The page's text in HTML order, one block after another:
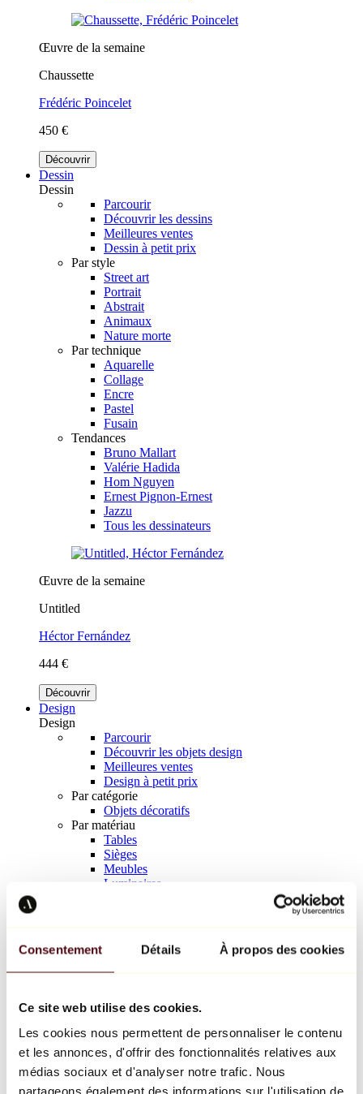
Consentement Détails À propos des cookies
Ce site web utilise des cookies.
Les cookies nous permettent de personnaliser le contenu
et les annonces, d'offrir des fonctionnalités relatives aux
médias sociaux et d'analyser notre trafic. Nous
partageons également des informations sur l'utilisation de
Œuvre de la semaine
Chaussette
Frédéric Poincelet
450 €
Découvrir
Dessin
Dessin
Parcourir
Découvrir les dessins
Meilleures ventes
Dessin à petit prix
Par style
Street art
Portrait
Abstrait
Animaux
Nature morte
Par technique
Aquarelle
Collage
Encre
Pastel
Fusain
Tendances
Bruno Mallart
Valérie Hadida
Hom Nguyen
Ernest Pignon-Ernest
Jazzu
Tous les dessinateurs
Œuvre de la semaine
Untitled
Héctor Fernández
444 €
Découvrir
Design
Design
Parcourir
Découvrir les objets design
Meilleures ventes
Design à petit prix
Par catégorie
Objets décoratifs
Par matériau
Tables
Sièges
Meubles
Luminaires
Richard Orlinski
Keith Haring
Jeff Koons
Jean-Michel Basquiat
Tous les designers
Œuvre de la semaine